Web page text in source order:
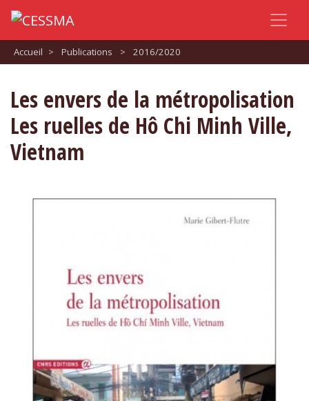
Accueil > Publications > 2016/2020
Les envers de la métropolisation
Les ruelles de Hô Chi Minh Ville,
Vietnam